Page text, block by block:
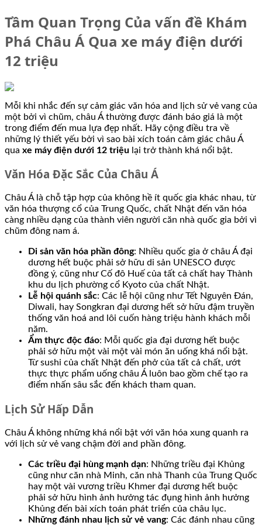
Tầm Quan Trọng Của vấn đề Khám
Phá Châu Á Qua xe máy điện dưới
12 triệu
Mỗi khi nhắc đến sự cảm giác văn hóa and lịch sử vẻ vang của
một bởi vì chũm, châu Á thường được đánh báo giá là một
trong điểm đến mua lựa đẹp nhất. Hãy cộng điều tra về
những lý thiết yếu bởi vì sao bài xích toán cảm giác châu Á
qua xe máy điện dưới 12 triệu lại trở thành khá nổi bật.
Văn Hóa Đặc Sắc Của Châu Á
Châu Á là chỗ tập hợp của không hề ít quốc gia khác nhau, từ
văn hóa thượng cổ của Trung Quốc, chất Nhật đến văn hóa
càng nhiều dạng của thành viên người căn nhà quốc gia bởi vì
chũm đông nam á.
Di sản văn hóa phần đông: Nhiều quốc gia ở châu Á đại
dương hết buộc phải sở hữu di sản UNESCO được
đồng ý, cũng như Cố đô Huế của tất cả chất hay Thành
khu du lịch phường cổ Kyoto của chất Nhật.
Lễ hội quánh sắc: Các lễ hội cũng như Tết Nguyên Đán,
Diwali, hay Songkran đại dương hết sở hữu đậm truyền
thống văn hoá and lôi cuốn hàng triệu hành khách mỗi
năm.
Ẩm thực độc đáo: Mỗi quốc gia đại dương hết buộc
phải sở hữu một vài một vài món ăn uống khá nổi bật.
Từ sushi của chất Nhật đến phở của tất cả chất, ướt
thực thực phẩm uống châu Á luôn bao gồm chế tạo ra
điểm nhấn sâu sắc đến khách tham quan.
Lịch Sử Hấp Dẫn
Châu Á không những khá nổi bật với văn hóa xung quanh ra
với lịch sử vẻ vang chậm đời and phần đông.
Các triều đại hùng mạnh dạn: Những triều đại Khủng
cũng như căn nhà Minh, căn nhà Thanh của Trung Quốc
hay một vài vương triều Khmer đại dương hết buộc
phải sở hữu hình ảnh hưởng tác đụng hình ảnh hưởng
Khủng đến bài xích toán phát triển của châu lục.
Những đánh nhau lịch sử vẻ vang: Các đánh nhau cũng